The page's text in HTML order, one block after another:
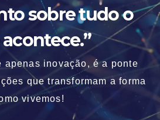
sobre tudo o
apenas inovação, é a ponte
que transformam a forma
vivemos!